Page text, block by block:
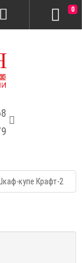
0
Шкаф-купе Крафт-2